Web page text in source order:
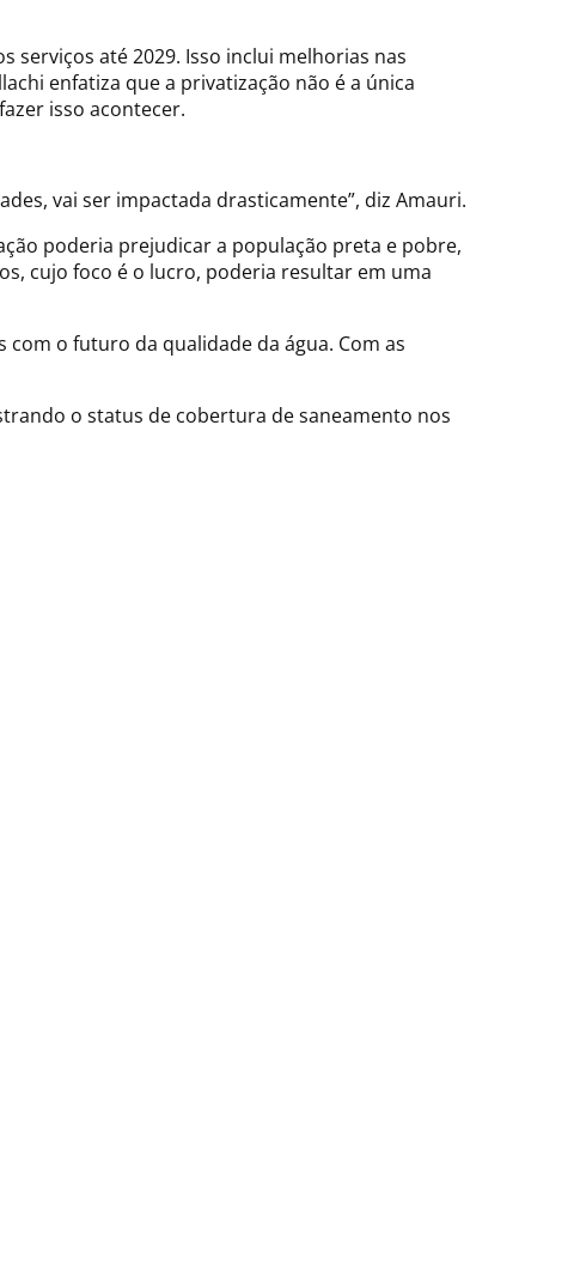
serviços até 2029. Isso inclui melhorias nas
enfatiza que a privatização não é a única
isso acontecer.
vai ser impactada drasticamente”, diz Amauri.
poderia prejudicar a população preta e pobre,
cujo foco é o lucro, poderia resultar em uma
o futuro da qualidade da água. Com as
o status de cobertura de saneamento nos